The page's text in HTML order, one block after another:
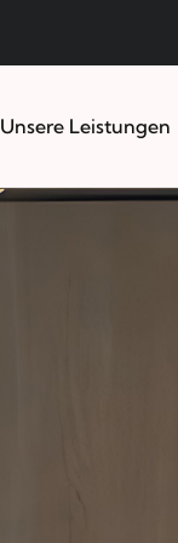
Unsere Leistungen